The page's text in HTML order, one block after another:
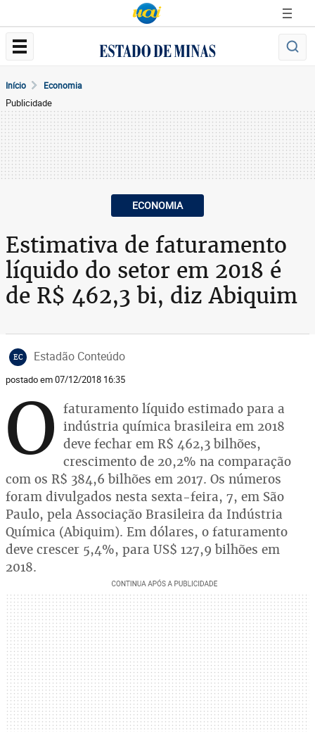
Início Economia
Publicidade
ECONOMIA
Estimativa de faturamento
líquido do setor em 2018 é
de R$ 462,3 bi, diz Abiquim
EC Estadão Conteúdo
postado em 07/12/2018 16:35
O faturamento líquido estimado para a
indústria química brasileira em 2018
deve fechar em R$ 462,3 bilhões,
crescimento de 20,2% na comparação
com os R$ 384,6 bilhões em 2017. Os números
foram divulgados nesta sexta-feira, 7, em São
Paulo, pela Associação Brasileira da Indústria
Química (Abiquim). Em dólares, o faturamento
deve crescer 5,4%, para US$ 127,9 bilhões em
2018.